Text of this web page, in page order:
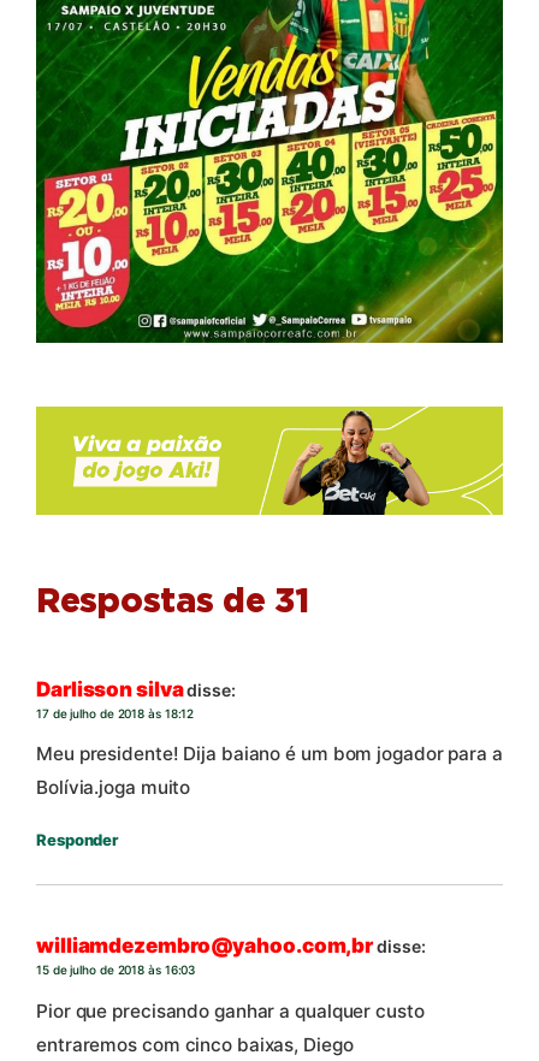
Respostas de 31
Darlisson silvadisse:
17 de julho de 2018 às 18:12
Meu presidente! Dija baiano é um bom jogador para a
Bolívia.joga muito
Responder
williamdezembro@yahoo.com,brdisse:
15 de julho de 2018 às 16:03
Pior que precisando ganhar a qualquer custo
entraremos com cinco baixas, Diego